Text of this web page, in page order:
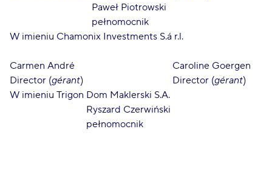
Paweł Piotrowski
pełnomocnik
W imieniu Chamonix Investments S.á r.l.
Carmen André
Director (gérant)
Caroline Goergen
Director (gérant)
W imieniu Trigon Dom Maklerski S.A.
Ryszard Czerwiński
pełnomocnik